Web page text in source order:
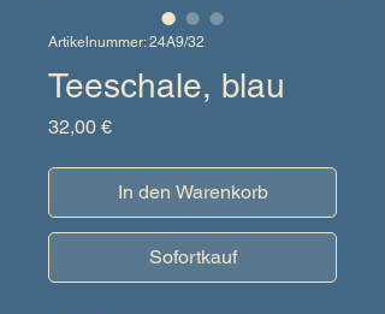
Artikelnummer: 24A9/32
Teeschale, blau
32,00 €Preis
In den Warenkorb
Sofortkauf